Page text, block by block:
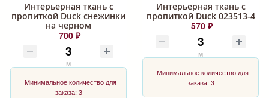
Интерьерная ткань с
пропиткой Duck снежинки
на черном
700 ₽
м
Минимальное количество для
заказа: 3
Интерьерная ткань с
пропиткой Duck 023513-4
570 ₽
м
Минимальное количество для
заказа: 3